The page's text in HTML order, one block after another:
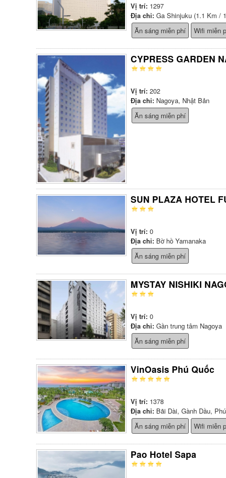
Vị trí: 1297
Địa chỉ: Ga Shinjuku (1.1 Km /
Ăn sáng miễn phí
Wifi miễn
CYPRESS GARDEN
Vị trí: 202
Địa chỉ: Nagoya, Nhật Bản
Ăn sáng miễn phí
SUN PLAZA HOTEL
Vị trí: 0
Địa chỉ: Bờ hồ Yamanaka
Ăn sáng miễn phí
MYSTAY NISHIKI
Vị trí: 0
Địa chỉ: Gần trung tâm Nagoya
Ăn sáng miễn phí
VinOasis Phú Quốc
Vị trí: 1378
Địa chỉ: Bãi Dài, Gành Dầu,
Ăn sáng miễn phí
Wifi miễn
Pao Hotel Sapa